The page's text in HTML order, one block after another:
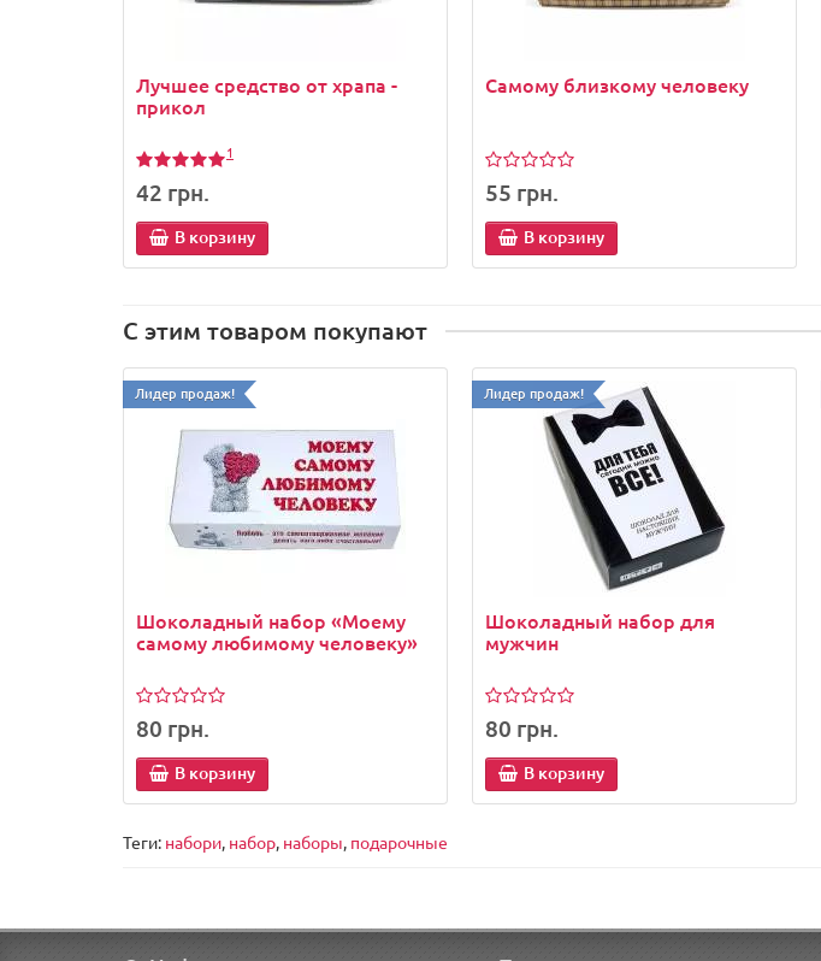
Лучшее средство от храпа -
прикол
1
42 грн.
В корзину
Самому близкому человеку
55 грн.
В корзину
С этим товаром покупают
Лидер продаж!
Шоколадный набор «Моему
самому любимому человеку»
80 грн.
В корзину
Лидер продаж!
Шоколадный набор для
мужчин
80 грн.
В корзину
Теги: набори, набор, наборы, подарочные